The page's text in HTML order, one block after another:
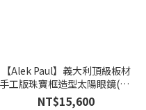
【Alek Paul】義大利頂級板材
手工版珠寶框造型太陽眼鏡(棕)
AP500402
NT$15,600